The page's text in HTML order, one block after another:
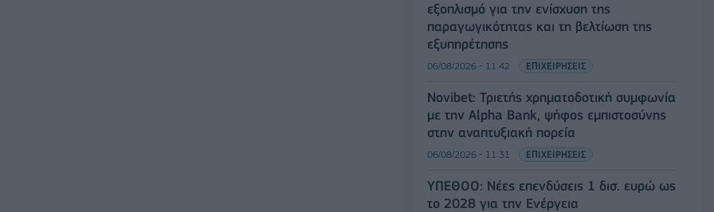
εξοπλισμό για την ενίσχυση της
παραγωγικότητας και τη βελτίωση της
εξυπηρέτησης
06/08/2026 - 11:42 ΕΠΙΧΕΙΡΗΣΕΙΣ
Novibet: Τριετής χρηματοδοτική συμφωνία
με την Alpha Bank, ψήφος εμπιστοσύνης
στην αναπτυξιακή πορεία
06/08/2026 - 11:31 ΕΠΙΧΕΙΡΗΣΕΙΣ
ΥΠΕΘΟΟ: Νέες επενδύσεις 1 δισ. ευρώ ως
το 2028 για την Ενέργεια